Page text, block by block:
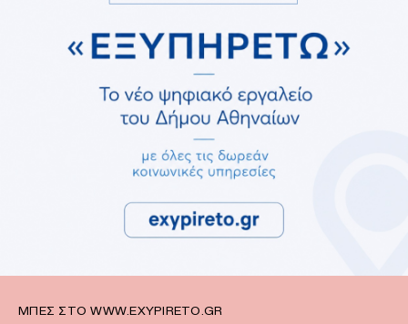
ΜΠΕΣ ΣΤΟ WWW.EXYPIRETO.GR